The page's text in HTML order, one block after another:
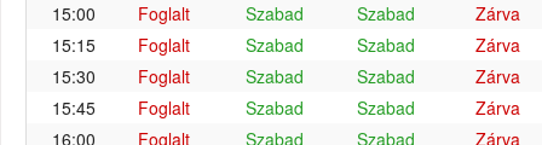
15:00
Foglalt Szabad Szabad
Zárva
15:15
Foglalt Szabad Szabad
Zárva
15:30
Foglalt Szabad Szabad
Zárva
15:45
Foglalt Szabad Szabad
Zárva
16:00
Foglalt Szabad Szabad
Zárva